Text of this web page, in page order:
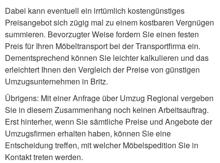
Dabei kann eventuell ein irrtümlich kostengünstiges
Preisangebot sich zügig mal zu einem kostbaren Vergnügen
summieren. Bevorzugter Weise fordern Sie einen festen
Preis für Ihren Möbeltransport bei der Transportfirma ein.
Dementsprechend können Sie leichter kalkulieren und das
erleichtert Ihnen den Vergleich der Preise von günstigen
Umzugsunternehmen in Britz.
Übrigens: Mit einer Anfrage über Umzug Regional vergeben
Sie in diesem Zusammenhang noch keinen Arbeitsauftrag.
Erst hinterher, wenn Sie sämtliche Preise und Angebote der
Umzugsfirmen erhalten haben, können Sie eine
Entscheidung treffen, mit welcher Möbelspedition Sie in
Kontakt treten werden.